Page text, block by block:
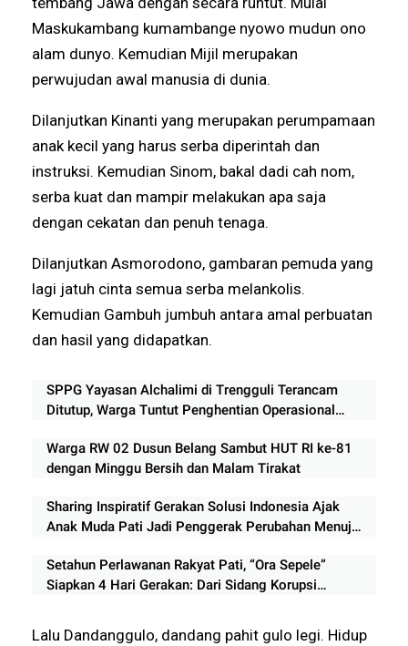
Maskukambang kumambange nyowo mudun ono
alam dunyo. Kemudian Mijil merupakan
perwujudan awal manusia di dunia.
Dilanjutkan Kinanti yang merupakan perumpamaan
anak kecil yang harus serba diperintah dan
instruksi. Kemudian Sinom, bakal dadi cah nom,
serba kuat dan mampir melakukan apa saja
dengan cekatan dan penuh tenaga.
Dilanjutkan Asmorodono, gambaran pemuda yang
lagi jatuh cinta semua serba melankolis.
Kemudian Gambuh jumbuh antara amal perbuatan
dan hasil yang didapatkan.
SPPG Yayasan Alchalimi di Trengguli Terancam
Ditutup, Warga Tuntut Penghentian Operasional
Warga RW 02 Dusun Belang Sambut HUT RI ke-81
dengan Minggu Bersih dan Malam Tirakat
Sharing Inspiratif Gerakan Solusi Indonesia Ajak
Anak Muda Pati Jadi Penggerak Perubahan Menuju
Setahun Perlawanan Rakyat Pati, “Ora Sepele”
Siapkan 4 Hari Gerakan: Dari Sidang Korupsi
Lalu Dandanggulo, dandang pahit gulo legi. Hidup